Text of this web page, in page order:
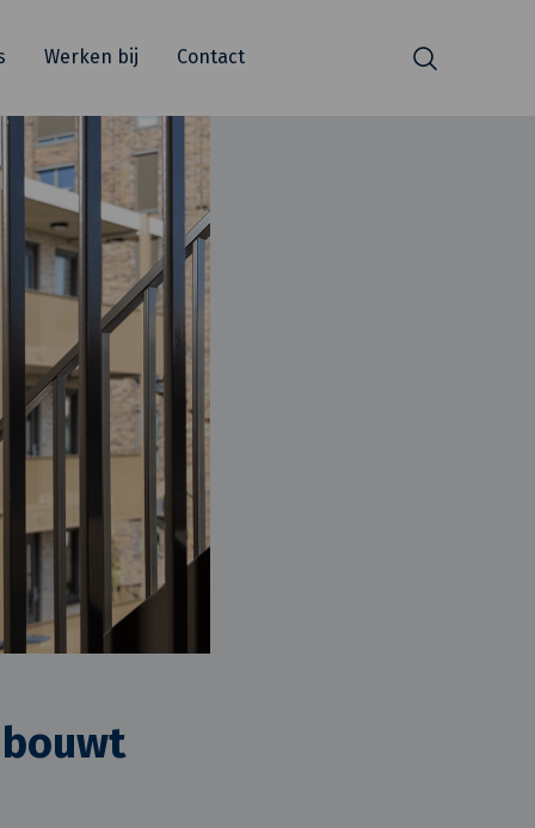
Werken bij Contact Zoeken